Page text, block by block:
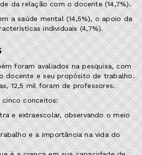
da relação com o docente (14,7%).
a saúde mental (14,5%), o apoio da
individuais (4,7%).
foram avaliados na pesquisa, com
docente e seu propósito de trabalho.
12,5 mil foram de professores.
cinco conceitos:
e extraescolar, observando o meio
e a importância na vida do